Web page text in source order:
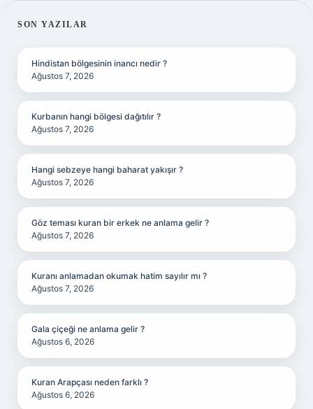
SIDEBAR
SON YAZILAR
Hindistan bölgesinin inancı nedir ?
Ağustos 7, 2026
Kurbanın hangi bölgesi dağıtılır ?
Ağustos 7, 2026
Hangi sebzeye hangi baharat yakışır ?
Ağustos 7, 2026
Göz teması kuran bir erkek ne anlama gelir ?
Ağustos 7, 2026
Kuranı anlamadan okumak hatim sayılır mı ?
Ağustos 7, 2026
Gala çiçeği ne anlama gelir ?
Ağustos 6, 2026
Kuran Arapçası neden farklı ?
Ağustos 6, 2026